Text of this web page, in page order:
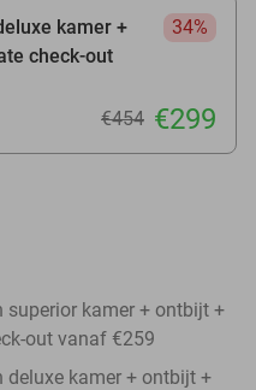
kamer +
check-out
34%
€454 €299
superior kamer + ontbijt +
out vanaf €259
deluxe kamer + ontbijt +